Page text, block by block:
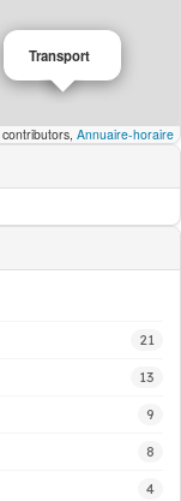
Transport
contributors, Annuaire-horaire
21
13
9
8
4